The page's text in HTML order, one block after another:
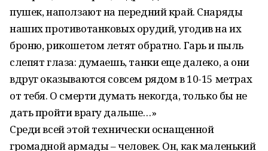
пушек, наползают на передний край. Снаряды
наших противотанковых орудий, угодив на их
броню, рикошетом летят обратно. Гарь и пыль
слепят глаза: думаешь, танки еще далеко, а они
вдруг оказываются совсем рядом в 10-15 метрах
от тебя. О смерти думать некогда, только бы не
дать пройти врагу дальше…»
Среди всей этой технически оснащенной
громадной армады – человек. Он, как маленький